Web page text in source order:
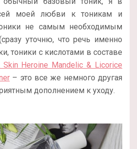
моей любви к тоникам и
не самым необходимым
уточню, что речь именно
тоники с кислотами в составе
Skin Heroine Mandelic & Licorice
– это все же немного другая
дополнением к уходу.